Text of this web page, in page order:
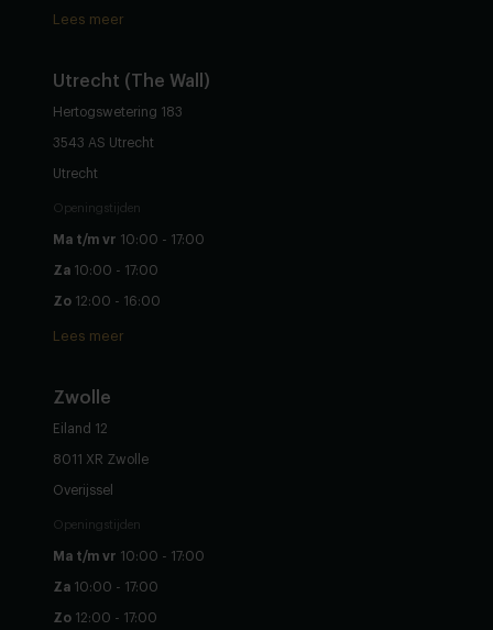
Lees meer
Utrecht (The Wall)
Hertogswetering 183
3543 AS Utrecht
Utrecht
Openingstijden
Ma t/m vr 10:00 - 17:00
Za 10:00 - 17:00
Zo 12:00 - 16:00
Lees meer
Zwolle
Eiland 12
8011 XR Zwolle
Overijssel
Openingstijden
Ma t/m vr 10:00 - 17:00
Za 10:00 - 17:00
Zo 12:00 - 17:00